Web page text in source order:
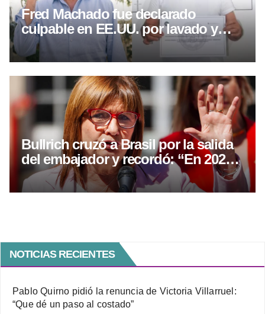
Fred Machado fue declarado
culpable en EE.UU. por lavado y
fraude
Bullrich cruzó a Brasil por la salida
del embajador y recordó: “En 2025,
Lula visitó a la presidiaria Kirchner”
NOTICIAS RECIENTES
Pablo Quirno pidió la renuncia de Victoria Villarruel:
“Que dé un paso al costado”